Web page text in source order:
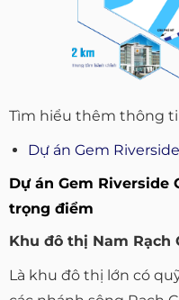
Tìm hiểu thêm thông
Dự án Gem
Dự án Gem Riverside
trọng điểm
Khu đô thị Nam Rạch
Là khu đô thị lớn có